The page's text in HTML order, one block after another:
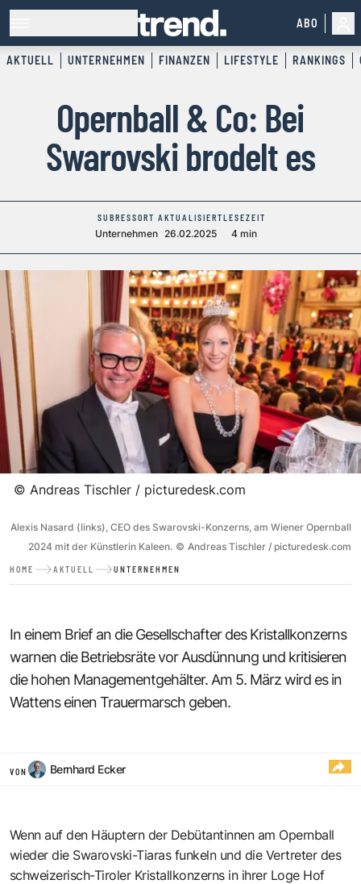
ABO
AKTUELL UNTERNEHMEN FINANZEN LIFESTYLE RANKINGS
Opernball & Co: Bei
Swarovski brodelt es
SUBRESSORT
Unternehmen
AKTUALISIERT
26.02.2025
LESEZEIT
4 min
© Andreas Tischler / picturedesk.com
Alexis Nasard (links), CEO des Swarovski-Konzerns, am Wiener Opernball
2024 mit der Künstlerin Kaleen. © Andreas Tischler / picturedesk.com
HOME AKTUELL UNTERNEHMEN
In einem Brief an die Gesellschafter des Kristallkonzerns
warnen die Betriebsräte vor Ausdünnung und kritisieren
die hohen Managementgehälter. Am 5. März wird es in
Wattens einen Trauermarsch geben.
VON Bernhard Ecker
Wenn auf den Häuptern der Debütantinnen am Opernball
wieder die Swarovski-Tiaras funkeln und die Vertreter des
schweizerisch-Tiroler Kristallkonzerns in ihrer Loge Hof